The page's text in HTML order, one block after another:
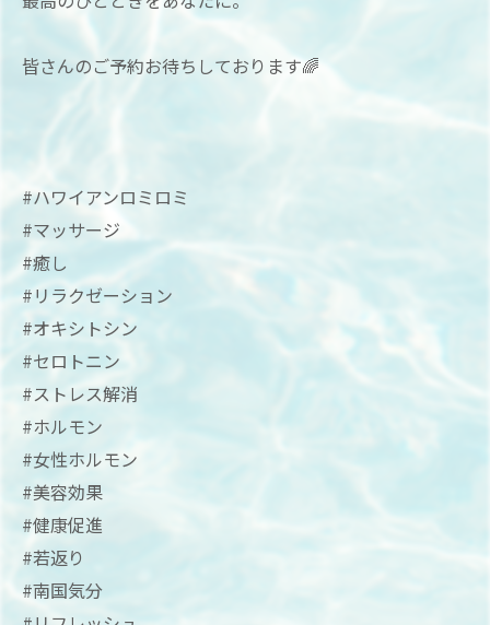
皆さんのご予約お待ちしております🌈
#ハワイアンロミロミ
#マッサージ
#癒し
#リラクゼーション
#オキシトシン
#セロトニン
#ストレス解消
#ホルモン
#女性ホルモン
#美容効果
#健康促進
#若返り
#南国気分